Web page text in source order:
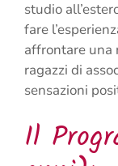
studio
fare
affrontare una
ragazzi di
sensazioni
Il